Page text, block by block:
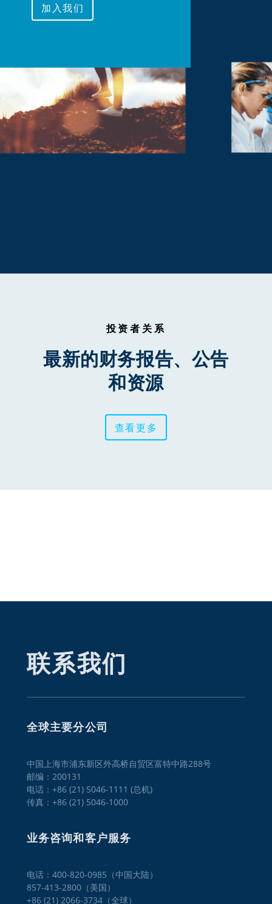
加入我们
投资者关系
最新的财务报告、公告
和资源
查看更多
联系我们
全球主要分公司
中国上海市浦东新区外高桥自贸区富特中路288号
邮编：200131
电话：+86 (21) 5046-1111 (总机)
传真：+86 (21) 5046-1000
业务咨询和客户服务
电话：400-820-0985（中国大陆）
857-413-2800（美国）
+86 (21) 2066-3734（全球）